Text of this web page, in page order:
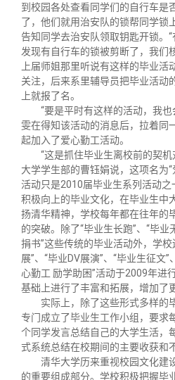
到校园各处查看同学们的自行车是
了，他们就用治安队的锁帮同学锁
告知同学去治安队领取钥匙开锁。
发现有自行车的锁被剪断了，我们
上届师姐那里听说有这样的毕业活
关注，后来系里辅导员把毕业活动
上就报了名。
“要是平时有这样的活动，我
雯在得知该活动的消息后，拉着同
起加入了爱心勤工活动。
“这是抓住毕业生离校前的契
大学学生部的曹钰娟说，这项名为
活动只是2010届毕业生系列活动
积极向上的毕业文化，在毕业生中
扬清华精神，学校每年都在往年的
的突破。除了“毕业生长跑”、“毕业
捐书”这些传统的毕业活动外，学
展”、“毕业DV展演”、“毕业生征文
心勤工 励学助困”活动于2009年进
基础上进行了丰富和拓展，增加了
实际上，除了这些形式多样的
专门成立了毕业生工作小组，要求
个同学发言总结自己的大学生活，
式系统总结在校期间的主要收获和
清华大学历来重视校园文化建
的重要组成部分。学校积极把握毕